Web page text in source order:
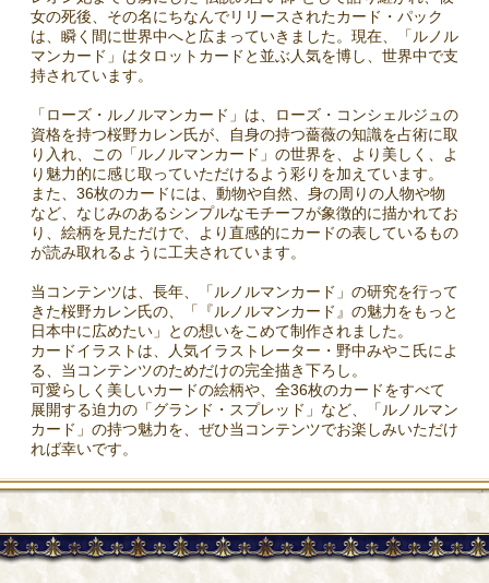
女の死後、その名にちなんでリリースされたカード・パック
は、瞬く間に世界中へと広まっていきました。現在、「ルノル
マンカード」はタロットカードと並ぶ人気を博し、世界中で支
持されています。
「ローズ・ルノルマンカード」は、ローズ・コンシェルジュの
資格を持つ桜野カレン氏が、自身の持つ薔薇の知識を占術に取
り入れ、この「ルノルマンカード」の世界を、より美しく、よ
り魅力的に感じ取っていただけるよう彩りを加えています。
また、36枚のカードには、動物や自然、身の周りの人物や物
など、なじみのあるシンプルなモチーフが象徴的に描かれてお
り、絵柄を見ただけで、より直感的にカードの表しているもの
が読み取れるように工夫されています。
当コンテンツは、長年、「ルノルマンカード」の研究を行って
きた桜野カレン氏の、「『ルノルマンカード』の魅力をもっと
日本中に広めたい」との想いをこめて制作されました。
カードイラストは、人気イラストレーター・野中みやこ氏によ
る、当コンテンツのためだけの完全描き下ろし。
可愛らしく美しいカードの絵柄や、全36枚のカードをすべて
展開する迫力の「グランド・スプレッド」など、「ルノルマン
カード」の持つ魅力を、ぜひ当コンテンツでお楽しみいただけ
れば幸いです。